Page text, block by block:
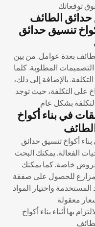
حدائق الطائف
تنسيق حدائق
بعدة عوامل. من بين
المطلوبة. كلما
بالإضافة إلى ذلك،
على التكلفة، حيث توجد
في بناء أكواخ
بناء أكواخ تنسيق حدائق
الفعالة. يمكنك البحث
خاصة. كما يمكنك
للحصول على صفقة
واختيار المواد
بها أثناء بناء أكواخ